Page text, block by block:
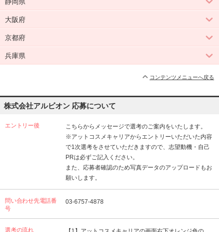
大阪府
京都府
兵庫県
コンテンツメニューへ戻る
株式会社アルビオン 応募について
エントリー後
こちらからメッセージで選考のご案内をいたします。
※アットコスメキャリアからエントリーいただいた内容
で1次選考をさせていただきますので、志望動機・自己
PRは必ずご記入ください。
また、応募者確認のため写真データのアップロードもお
願いします。
問い合わせ先電話番
号
03-6757-4878
選考の流れ